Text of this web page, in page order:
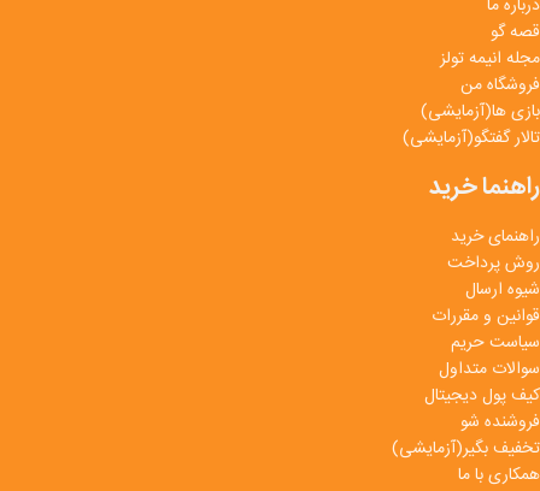
قصه گو
مجله انیمه تولز
فروشگاه من
بازی ها(آزمایشی)
تالار گفتگو(آزمایشی)
راهنما خرید
راهنمای خرید
روش پرداخت
شیوه ارسال
قوانین و مقررات
سیاست حریم
سوالات متداول
کیف پول دیجیتال
فروشنده شو
تخفیف بگیر(آزمایشی)
همکاری با ما